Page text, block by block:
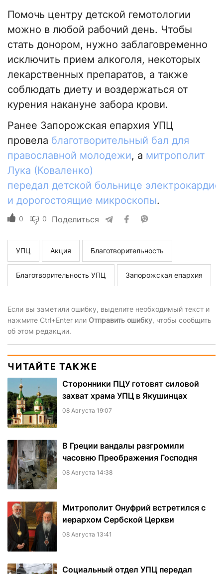
Помочь центру детской гемотологии
можно в любой рабочий день. Чтобы
стать донором, нужно заблаговременно
исключить прием алкоголя, некоторых
лекарственных препаратов, а также
соблюдать диету и воздержаться от
курения накануне забора крови.
Ранее Запорожская епархия УПЦ
провела благотворительный бал для
православной молодежи, а митрополит
Лука (Коваленко)
передал детской больнице
и дорогостоящие микроскопы.
0 0 Поделиться
УПЦ Акция Благотворительность
Благотворительность УПЦ Запорожская епархия
Если вы заметили ошибку, выделите необходимый текст и
нажмите Ctrl+Enter или Отправить ошибку, чтобы сообщить
об этом редакции.
ЧИТАЙТЕ ТАКЖЕ
Сторонники ПЦУ готовят силовой
захват храма УПЦ в Якушинцах
08 Августа 19:07
В Греции вандалы разгромили
часовню Преображения Господня
08 Августа 14:38
Митрополит Онуфрий встретился с
иерархом Сербской Церкви
08 Августа 13:41
Социальный отдел УПЦ передал